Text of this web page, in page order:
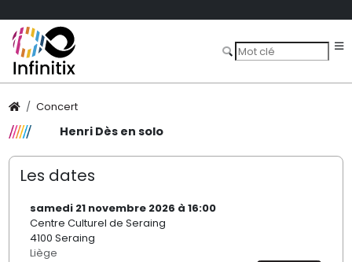
Concert
Henri Dès en solo
Les dates
samedi 21 novembre 2026 à 16:00
Centre Culturel de Seraing
4100 Seraing
Liège